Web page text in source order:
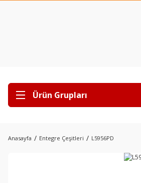
Ürün Grupları
Anasayfa Entegre Çeşitleri L5956PD